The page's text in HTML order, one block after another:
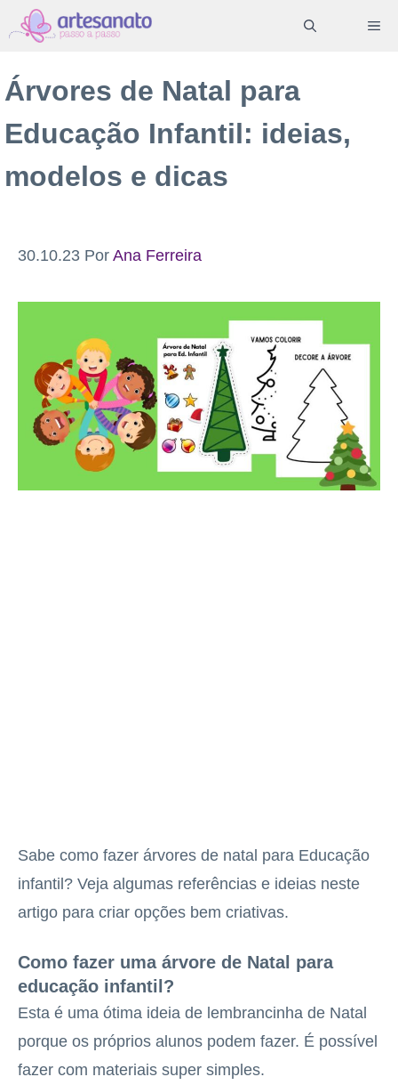
Pular
para
conteúdo
Árvores de Natal para
Educação Infantil: ideias,
modelos e dicas
30.10.23 Por Ana Ferreira
Sabe como fazer árvores de natal para Educação
infantil? Veja algumas referências e ideias neste
artigo para criar opções bem criativas.
Como fazer uma árvore de Natal para
educação infantil?
Esta é uma ótima ideia de lembrancinha de Natal
porque os próprios alunos podem fazer. É possível
fazer com materiais super simples.